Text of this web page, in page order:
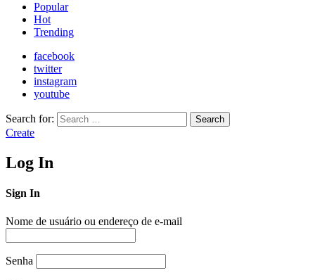
Popular
Hot
Trending
facebook
twitter
instagram
youtube
Search for: Search
Create
Log In
Sign In
Nome de usuário ou endereço de e-mail
Senha